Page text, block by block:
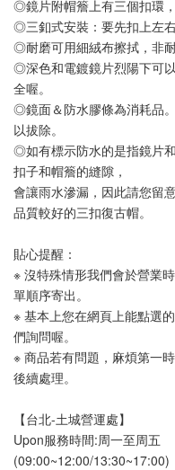
◎鏡片附帽簷上有三個扣環
◎三釦式安裝：要先扣上左
◎耐磨可用細絨布擦拭，非
◎深色和電鍍鏡片烈陽下可
全喔。
◎鏡面＆防水膠條為消耗品
以拔除。
◎如有標示防水的是指鏡片
扣子和帽簷的縫隙，
會讓雨水滲漏，因此請您留
品質較好的三扣復古帽。
貼心提醒：
※ 沒特殊情形我們會於營業
單順序寄出。
※ 基本上您在網頁上能點選
們詢問喔。
※ 商品若有問題，麻煩第一
後續處理。
【台北-土城營運處】
Upon服務時間:周一至周五
(09:00~12:00/13:30~17:00)